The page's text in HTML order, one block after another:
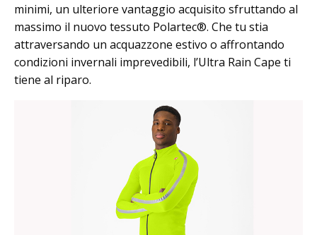
minimi, un ulteriore vantaggio acquisito sfruttando al
massimo il nuovo tessuto Polartec®. Che tu stia
attraversando un acquazzone estivo o affrontando
condizioni invernali imprevedibili, l’Ultra Rain Cape ti
tiene al riparo.